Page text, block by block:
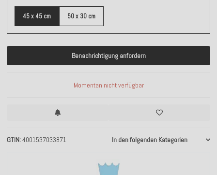
GTIN 4001537033871 In den folgenden Kategorien
45 x 45 cm 50 x 30 cm
Benachrichtigung anfordern
Momentan nicht verfügbar